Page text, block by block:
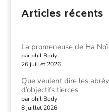
Articles récents
La promeneuse de Ha
par phil Body
26 juillet 2026
Que veulent dire les
d’objectifs tierces
par phil Body
8 juillet 2026